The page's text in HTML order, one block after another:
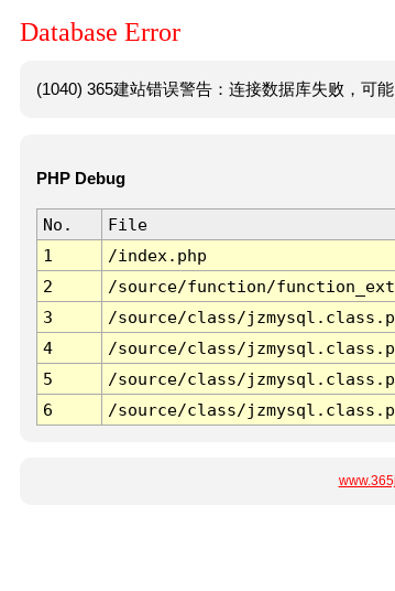
Database Error
(1040) 365建站错误警告：连接数据库失败，可
PHP Debug
No. File
1
/index.php
2
/source/function/
3
/source/class/
4
/source/class/
5
/source/class/
6
/source/class/